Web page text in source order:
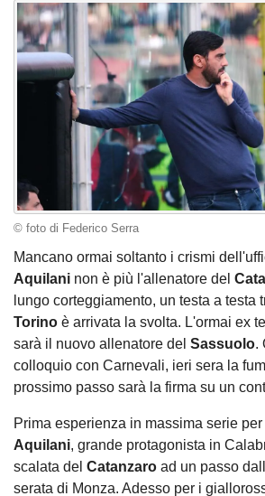
© foto di Federico Serra
Mancano ormai soltanto i crismi
Aquilani non è più l'allenatore del
lungo corteggiamento, un testa a testa
Torino è arrivata la svolta. L'ormai ex
sarà il nuovo allenatore del Sassuolo.
colloquio con Carnevali, ieri sera la
prossimo passo sarà la firma su un
Prima esperienza in massima serie
Aquilani, grande protagonista in
scalata del Catanzaro ad un passo
serata di Monza. Adesso per i